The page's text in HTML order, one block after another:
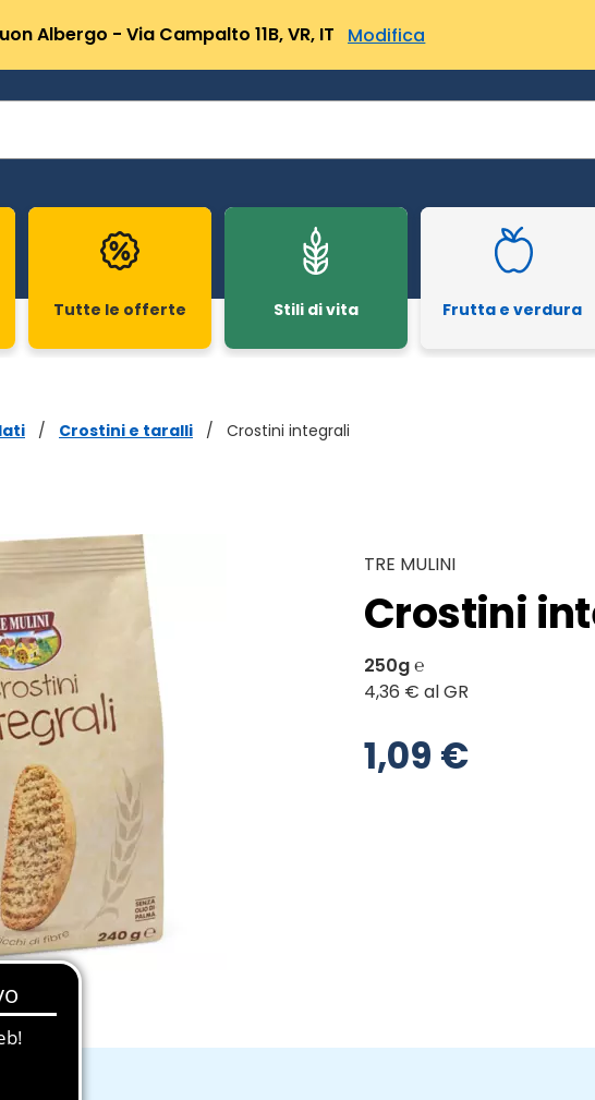
Albergo - Via Campalto 11B, VR, IT Modifica
Tutte le offerte Stili di vita Frutta e verdura
/ Crostini e taralli / Crostini integrali
TRE MULINI
Crostini
250g ℮
4,36 € al GR
1,09 €